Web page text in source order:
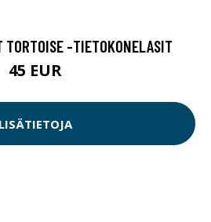
TORTOISE -TIETOKONELASIT
45 EUR
LISÄTIETOJA